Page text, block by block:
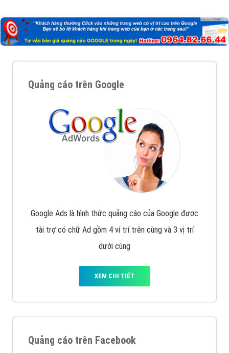
Quảng cáo trên Google
Google Ads là hình thức quảng cáo của Google được
tài trợ có chữ Ad gồm 4 ví trí trên cùng và 3 vị trí
dưới cùng
XEM CHI TIẾT
Quảng cáo trên Facebook